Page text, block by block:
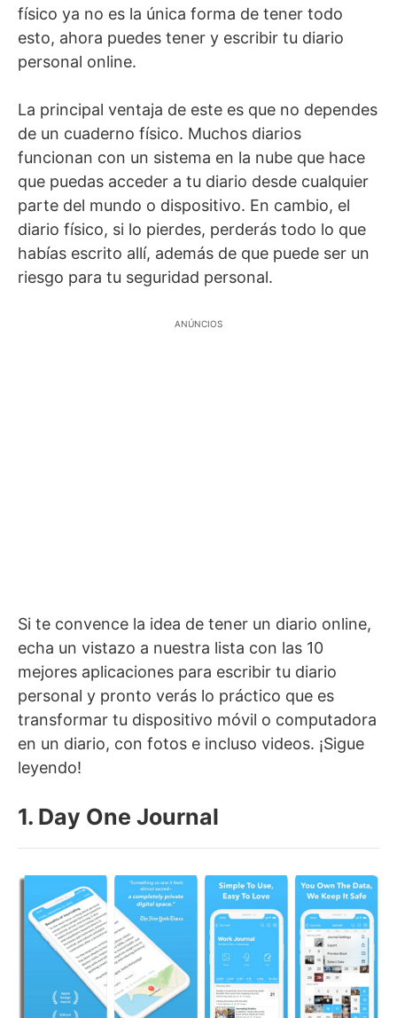
físico ya no es la única forma de tener todo
esto, ahora puedes tener y escribir tu diario
personal online.
La principal ventaja de este es que no dependes
de un cuaderno físico. Muchos diarios
funcionan con un sistema en la nube que hace
que puedas acceder a tu diario desde cualquier
parte del mundo o dispositivo. En cambio, el
diario físico, si lo pierdes, perderás todo lo que
habías escrito allí, además de que puede ser un
riesgo para tu seguridad personal.
ANÚNCIOS
Si te convence la idea de tener un diario online,
echa un vistazo a nuestra lista con las 10
mejores aplicaciones para escribir tu diario
personal y pronto verás lo práctico que es
transformar tu dispositivo móvil o computadora
en un diario, con fotos e incluso videos. ¡Sigue
leyendo!
1. Day One Journal